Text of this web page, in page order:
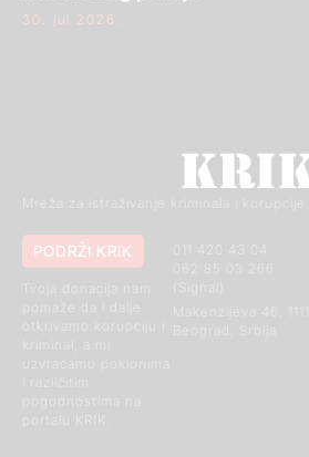
30. jul 2026.
Mreža za istraživanje kriminala i korupcije
011 420 43 04
Makenzijeva 46, 11111
PODRŽI KRIK
otkrivamo korupciju i
kriminal, a mi
uzvraćamo poklonima
i različitim
pogodnostima na
portalu KRIK.